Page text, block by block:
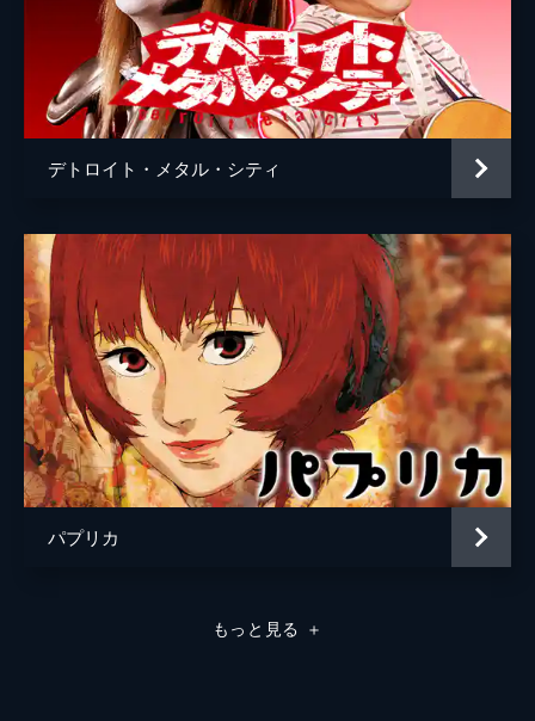
デトロイト・メタル・シティ
パプリカ
もっと見る ＋